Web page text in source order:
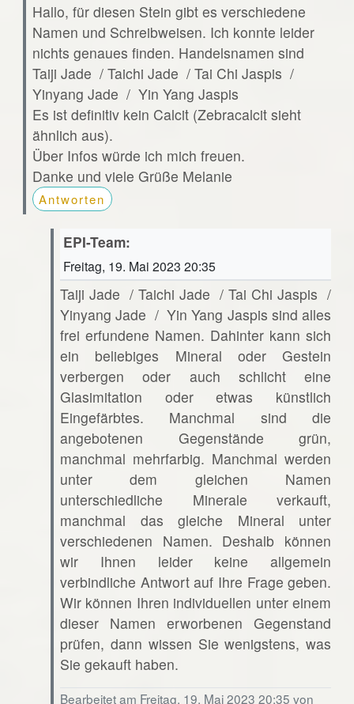
Hallo, für diesen Stein gibt es verschiedene
Namen und Schreibweisen. Ich konnte leider
nichts genaues finden. Handelsnamen sind
Taiji Jade / Taichi Jade / Tai Chi Jaspis /
Yinyang Jade / Yin Yang Jaspis
Es ist definitiv kein Calcit (Zebracalcit sieht
ähnlich aus).
Über Infos würde ich mich freuen.
Danke und viele Grüße Melanie
Antworten
EPI-Team:
Freitag, 19. Mai 2023 20:35
Taiji Jade / Taichi Jade / Tai Chi Jaspis /
Yinyang Jade / Yin Yang Jaspis sind alles
frei erfundene Namen. Dahinter kann sich
ein beliebiges Mineral oder Gestein
verbergen oder auch schlicht eine
Glasimitation oder etwas künstlich
Eingefärbtes. Manchmal sind die
angebotenen Gegenstände grün,
manchmal mehrfarbig. Manchmal werden
unter dem gleichen Namen
unterschiedliche Minerale verkauft,
manchmal das gleiche Mineral unter
verschiedenen Namen. Deshalb können
wir Ihnen leider keine allgemein
verbindliche Antwort auf Ihre Frage geben.
Wir können Ihren individuellen unter einem
dieser Namen erworbenen Gegenstand
prüfen, dann wissen Sie wenigstens, was
Sie gekauft haben.
Bearbeitet am Freitag, 19. Mai 2023 20:35 von